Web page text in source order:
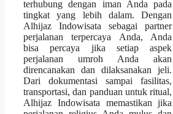
terhubung dengan iman Anda pada
tingkat yang lebih dalam. Dengan
Alhijaz Indowisata sebagai partner
perjalanan terpercaya Anda, Anda
bisa percaya jika setiap aspek
perjalanan umroh Anda akan
direncanakan dan dilaksanakan jeli.
Dari dokumentasi sampai fasilitas,
transportasi, dan panduan untuk ritual,
Alhijaz Indowisata memastikan jika